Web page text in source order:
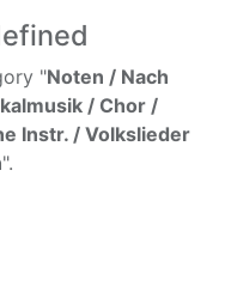
"Noten / Nach
/ Chor /
Instr. / Volkslieder
".